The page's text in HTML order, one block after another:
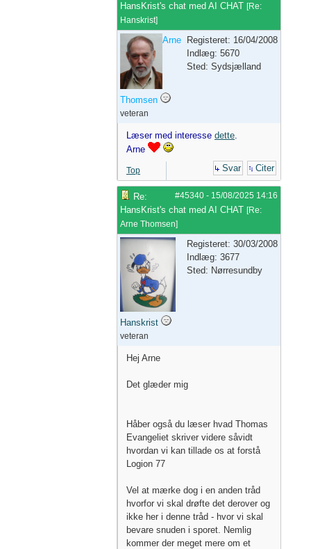
HansKrist's chat med AI CHAT [Re:
Hanskrist]
Arne
Thomsen
veteran
Registeret: 16/04/2008
Indlæg: 5670
Sted: Sydsjælland
Læser med interesse dette.
Arne
Top Svar Citer
#45340 - 15/08/2025 14:16
Re:
HansKrist's chat med AI CHAT [Re:
Arne Thomsen]
Hanskrist
veteran
Registeret: 30/03/2008
Indlæg: 3677
Sted: Nørresundby
Hej Arne
Det glæder mig
Håber også du læser hvad Thomas
Evangeliet skriver videre såvidt
hvordan vi kan tillade os at forstå
Logion 77
Vel at mærke dog i en anden tråd
hvorfor vi skal drøfte det derover og
ikke her i denne tråd - hvor vi skal
bevare snuden i sporet. Nemlig
kommer der meget mere om et